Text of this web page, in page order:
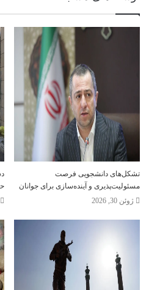
تشکل‌های دانشجویی فرصت
مسئولیت‌پذیری و آینده‌سازی برای جوانان
ژوئن 30, 2026